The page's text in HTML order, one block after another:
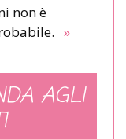
non è
»
AGLI